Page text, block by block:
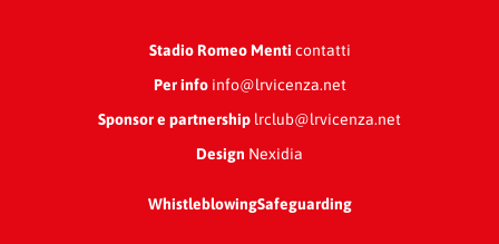
Stadio Romeo Menti contatti
Per infoinfo@lrvicenza.net
Sponsor e partnership lrclub@lrvicenza.net
Design Nexidia
WhistleblowingSafeguarding